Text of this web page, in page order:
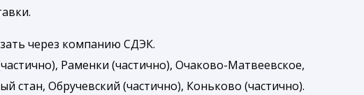
через компанию СДЭК.
Раменки (частично), Очаково-Матвеевское,
Обручевский (частично), Коньково (частично).